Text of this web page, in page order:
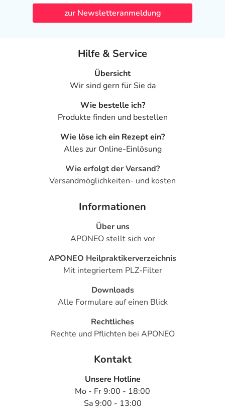
zur Newsletteranmeldung
Hilfe & Service
Übersicht
Wir sind gern für Sie da
Wie bestelle ich?
Produkte finden und bestellen
Wie löse ich ein Rezept ein?
Alles zur Online-Einlösung
Wie erfolgt der Versand?
Versandmöglichkeiten- und kosten
Informationen
Über uns
APONEO stellt sich vor
APONEO Heilpraktikerverzeichnis
Mit integriertem PLZ-Filter
Downloads
Alle Formulare auf einen Blick
Rechtliches
Rechte und Pflichten bei APONEO
Kontakt
Unsere Hotline
Mo - Fr 9:00 - 18:00
Sa 9:00 - 13:00